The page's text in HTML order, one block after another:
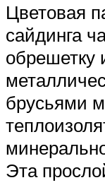
Цветовая
сайдинга
обрешетку
брусьями
Эта